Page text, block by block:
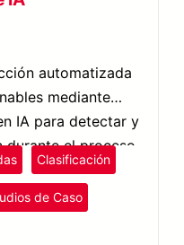
automatizada
mediante
IA para detectar y
durante el proceso
Clasificación
de Caso